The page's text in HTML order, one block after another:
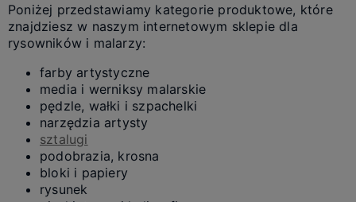
Poniżej przedstawiamy kategorie produktowe, które
znajdziesz w naszym internetowym sklepie dla
rysowników i malarzy:
farby artystyczne
media i werniksy malarskie
pędzle, wałki i szpachelki
narzędzia artysty
sztalugi
podobrazia, krosna
bloki i papiery
rysunek